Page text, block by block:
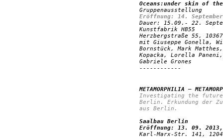
Oceans:under skin of
Gruppenausstellung
Eröffnung: 14.
Dauer: 15.09.- 22.
Kunstfabrik HB55
Herzbergstraße 55,
mit Giuseppe Gonella,
Bornstück, Mark
Kopacka, Lorella
Gabriele Grones
------------
METAMORPHILIA –
Investigating the future
Berlin. Erkundung der
aus Berlin.
Saalbau Berlin
Eröffnung: 13. 09.
Karl-Marx-Str. 141,